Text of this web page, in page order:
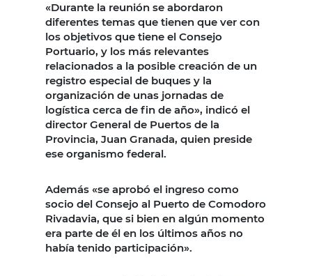
«Durante la reunión se abordaron
diferentes temas que tienen que ver con
los objetivos que tiene el Consejo
Portuario, y los más relevantes
relacionados a la posible creación de un
registro especial de buques y la
organización de unas jornadas de
logística cerca de fin de año», indicó el
director General de Puertos de la
Provincia, Juan Granada, quien preside
ese organismo federal.
Además «se aprobó el ingreso como
socio del Consejo al Puerto de Comodoro
Rivadavia, que si bien en algún momento
era parte de él en los últimos años no
había tenido participación».